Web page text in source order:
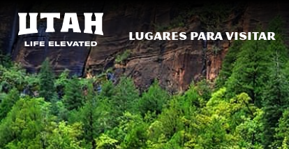
Skip to content
Lugares para visitar